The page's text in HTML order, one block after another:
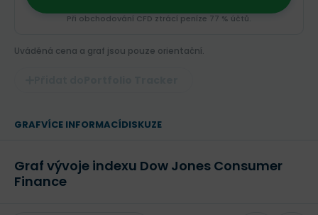
Při obchodování CFD ztrácí peníze 77 % účtů.
Uváděná cena a graf jsou pouze orientační.
GRAFVÍCE INFORMACÍDISKUZE
Graf vývoje indexu Dow Jones Consumer
Finance